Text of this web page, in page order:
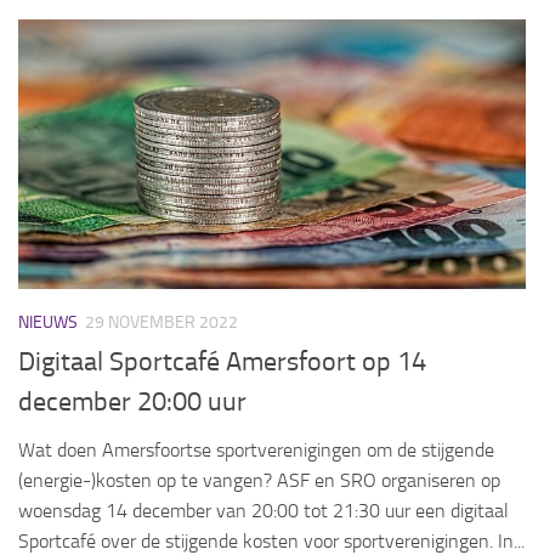
NIEUWS 29 NOVEMBER 2022
Digitaal Sportcafé Amersfoort op 14
december 20:00 uur
Wat doen Amersfoortse sportverenigingen om de stijgende
(energie-)kosten op te vangen? ASF en SRO organiseren op
woensdag 14 december van 20:00 tot 21:30 uur een digitaal
Sportcafé over de stijgende kosten voor sportverenigingen. In...